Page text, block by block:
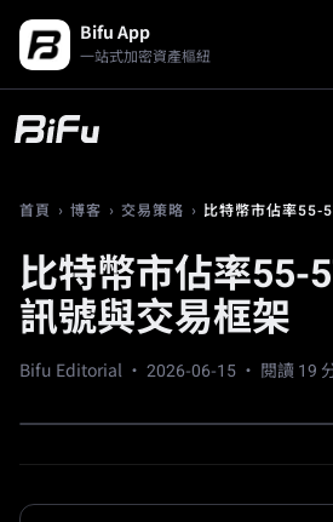
Bifu App
一站式加密資產樞紐
首頁 › 博客 › 交易策略 › 比特幣市佔率55-
比特幣市佔率55-
訊號與交易框架
Bifu Editorial · 2026-06-15 · 閱讀 19